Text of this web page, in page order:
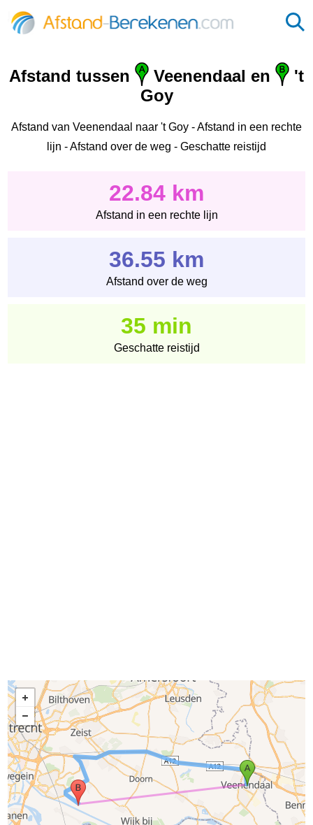
Afstand tussen Veenendaal en
't
Goy
Afstand van Veenendaal naar 't Goy - Afstand in een rechte
lijn - Afstand over de weg - Geschatte reistijd
22.84 km
Afstand in een rechte lijn
36.55 km
Afstand over de weg
35 min
Geschatte reistijd